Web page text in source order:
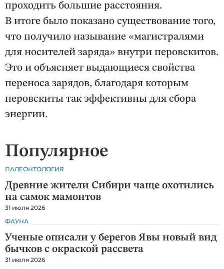
проходить большие расстояния.
В итоге было показано существование того,
что получило называние «магистралями
для носителей заряда» внутри перовскитов.
Это и объясняет выдающиеся свойства
переноса зарядов, благодаря которым
перовскиты так эффективны для сбора
энергии.
Популярное
ПАЛЕОНТОЛОГИЯ
Древние жители Сибири чаще охотились
на самок мамонтов
31 июля 2026
ФАУНА
Ученые описали у берегов Явы новый вид
бычков с окраской рассвета
31 июля 2026